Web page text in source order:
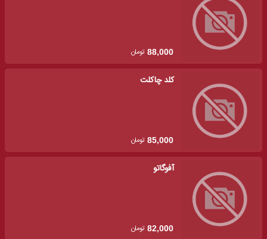
88,000 تومان
کلد چاکلت
85,000 تومان
آفوگاتو
82,000 تومان